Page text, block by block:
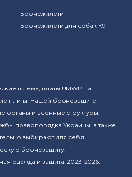
Бронежилети
Бронежилети для собак К9
шлема, плиты UMWPE и
плиты. Нашей бронезащите
органы и военные структуры,
правопорядка Украины, а также
выбирают для себя
бронезащиту.
одежда и защита. 2023-2026.